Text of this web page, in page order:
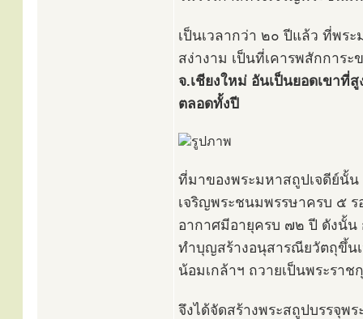
เป็นเวลากว่า ๒๐ ปีแล้ว ที่พร
สง่างาม เป็นที่เคารพสักการ
จ.เชียงใหม่ อันเป็นยอดเขาที่
ตลอดทั้งปี
ที่มาของพระมหาสถูปเจดีย์นั้น
เจริญพระชนมพรรษาครบ ๕
อากาศมีอายุครบ ๗๒ ปี ดังนั้น
ทำบุญสร้างอนุสารณียวัตถุขึ้น
น้อมเกล้าฯ ถวายเป็นพระรา
จึงได้จัดสร้างพระสถูปบรรจุพ